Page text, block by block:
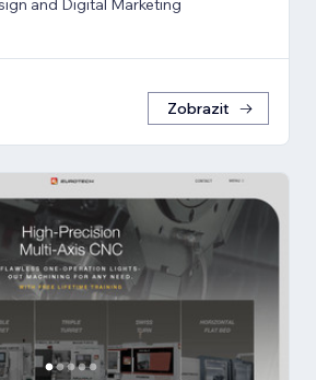
and Digital Marketing
Zobrazit